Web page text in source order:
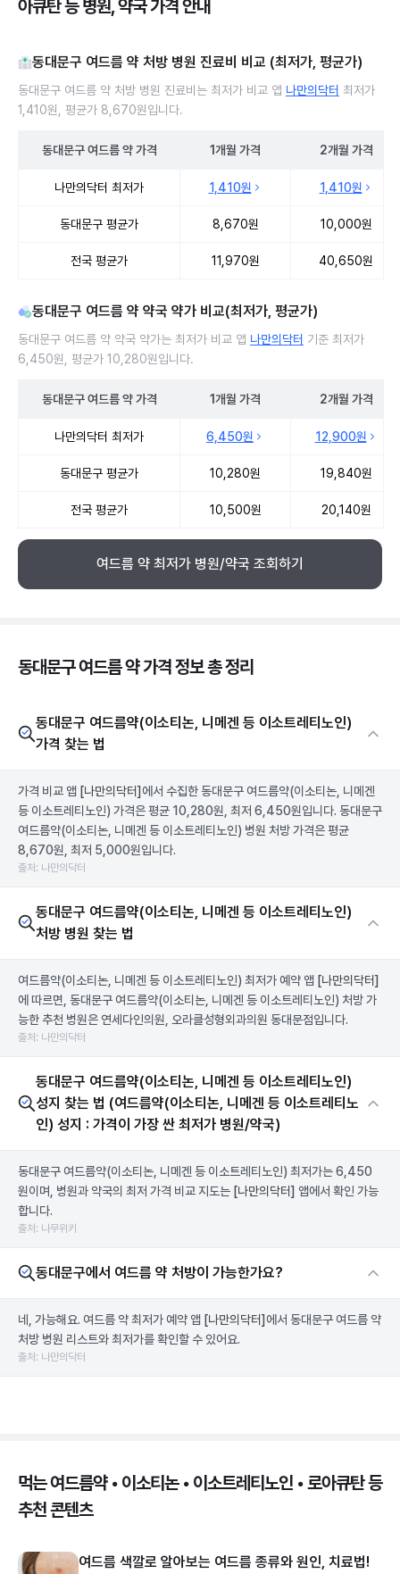
아큐탄 등 병원, 약국 가격 안내
동대문구 여드름 약 처방 병원 진료비 비교 (최저가, 평균가)
동대문구 여드름 약 처방 병원 진료비는 최저가 비교 앱 나만의닥터 최저가
1,410원, 평균가 8,670원입니다.
동대문구 여드름 약가격 1개월 가격 2개월 가격
나만의닥터 최저가 1,410원 1,410원
동대문구 평균가 8,670원 10,000원
전국 평균가 11,970원 40,650원
동대문구 여드름 약 약국 약가 비교(최저가, 평균가)
동대문구 여드름 약 약국 약가는 최저가 비교 앱 나만의닥터 기준 최저가
6,450원, 평균가 10,280원입니다.
동대문구 여드름 약가격 1개월 가격 2개월 가격
나만의닥터 최저가 6,450원 12,900원
동대문구 평균가 10,280원 19,840원
전국 평균가 10,500원 20,140원
여드름 약 최저가 병원/약국 조회하기
동대문구 여드름 약 가격 정보 총 정리
동대문구 여드름약(이소티논, 니메겐 등 이소트레티노인)
가격 찾는 법
가격 비교 앱 [나만의닥터] 에서 수집한 동대문구 여드름약(이소티논, 니메겐
등 이소트레티노인) 가격은 평균 10,280원, 최저 6,450원입니다. 동대문구
여드름약(이소티논, 니메겐 등 이소트레티노인) 병원 처방 가격은 평균
8,670원, 최저 5,000원입니다.
출처: 나만의닥터
동대문구 여드름약(이소티논, 니메겐 등 이소트레티노인)
처방 병원 찾는 법
여드름약(이소티논, 니메겐 등 이소트레티노인) 최저가 예약 앱 [나만의닥터]
에 따르면, 동대문구 여드름약(이소티논, 니메겐 등 이소트레티노인) 처방 가
능한 추천 병원은 연세다인의원, 오라클성형외과의원 동대문점입니다.
출처: 나만의닥터
동대문구 여드름약(이소티논, 니메겐 등 이소트레티노인)
성지 찾는 법 (여드름약(이소티논, 니메겐 등 이소트레티노
인) 성지 : 가격이 가장 싼 최저가 병원/약국)
동대문구 여드름약(이소티논, 니메겐 등 이소트레티노인) 최저가는 6,450
원이며, 병원과 약국의 최저 가격 비교 지도는 [나만의닥터] 앱에서 확인 가능
합니다.
출처: 나무위키
동대문구에서 여드름 약 처방이 가능한가요?
네, 가능해요. 여드름 약 최저가 예약 앱 [나만의닥터] 에서 동대문구 여드름 약
처방 병원 리스트와 최저가를 확인할 수 있어요.
출처: 나만의닥터
먹는 여드름약 • 이소티논 • 이소트레티노인 • 로아큐탄 등
추천 콘텐츠
여드름 색깔로 알아보는 여드름 종류와 원인, 치료법!